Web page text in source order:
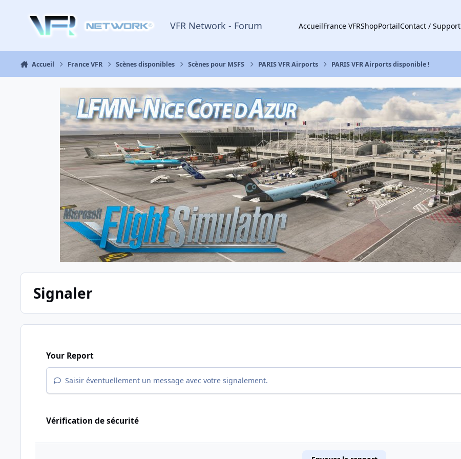
VFR Network - Forum AccueilFrance VFRShopPortailContact / Support
Accueil France VFR Scènes disponibles Scènes pour MSFS PARIS VFR Airports PARIS VFR Airports disponible !
Signaler
Your Report
Saisir éventuellement un message avec votre signalement.
Vérification de sécurité